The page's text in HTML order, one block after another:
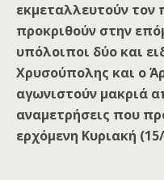
εκμεταλλευτούν τον
προκριθούν στην
υπόλοιποι δύο και
Χρυσούπολης και ο
αγωνιστούν μακριά
αναμετρήσεις που
ερχόμενη Κυριακή